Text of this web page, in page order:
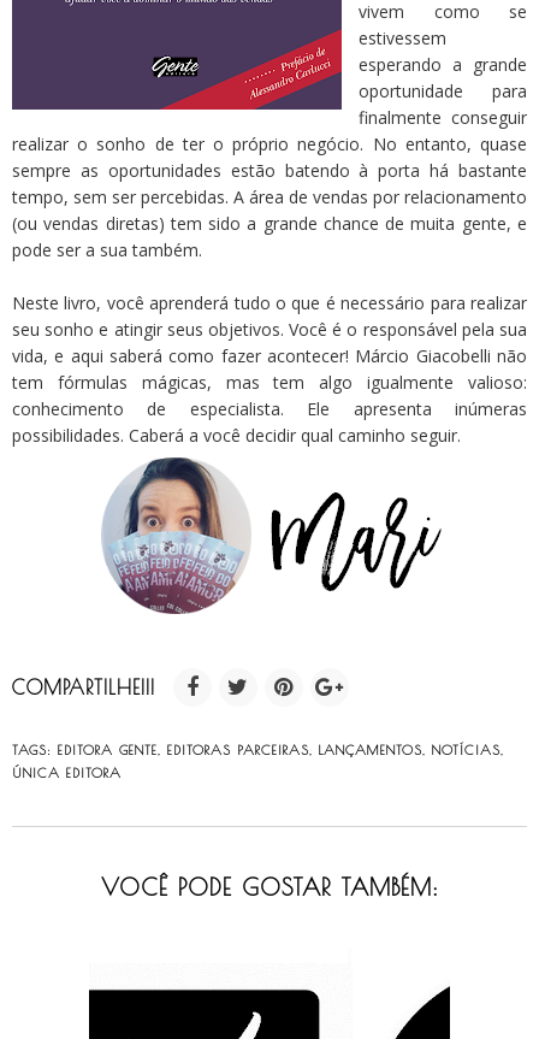
vivem como se
estivessem
esperando a grande
oportunidade para
finalmente conseguir
realizar o sonho de ter o próprio negócio. No entanto, quase
sempre as oportunidades estão batendo à porta há bastante
tempo, sem ser percebidas. A área de vendas por relacionamento
(ou vendas diretas) tem sido a grande chance de muita gente, e
pode ser a sua também.
Neste livro, você aprenderá tudo o que é necessário para realizar
seu sonho e atingir seus objetivos. Você é o responsável pela sua
vida, e aqui saberá como fazer acontecer! Márcio Giacobelli não
tem fórmulas mágicas, mas tem algo igualmente valioso:
conhecimento de especialista. Ele apresenta inúmeras
possibilidades. Caberá a você decidir qual caminho seguir.
COMPARTILHE!!!
TAGS: EDITORA GENTE EDITORAS PARCEIRAS LANÇAMENTOS NOTÍCIAS
ÚNICA EDITORA
VOCÊ PODE GOSTAR TAMBÉM: